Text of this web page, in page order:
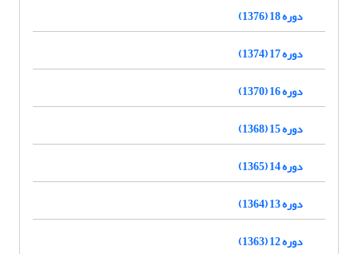
دوره 18 (1376)
دوره 17 (1374)
دوره 16 (1370)
دوره 15 (1368)
دوره 14 (1365)
دوره 13 (1364)
دوره 12 (1363)